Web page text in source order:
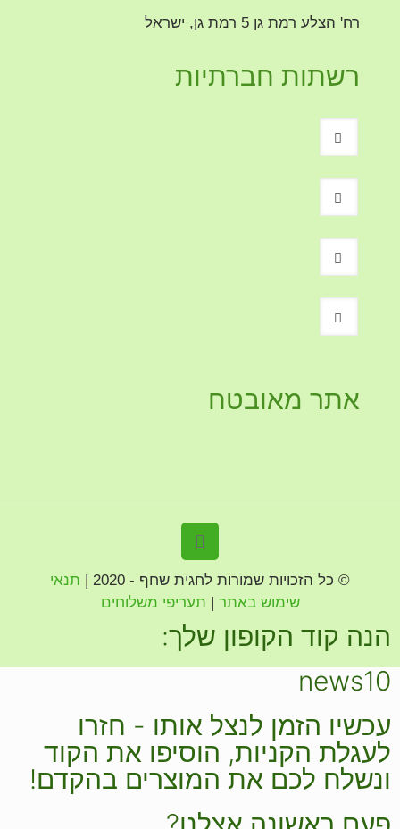
רח' הצלע רמת גן 5 רמת גן, ישראל
רשתות חברתיות
אתר מאובטח
© כל הזכויות שמורות לחגית שחף - 2020 |
תנאי
שימוש באתר | תעריפי משלוחים
הנה קוד הקופון שלך:
news10
עכשיו הזמן לנצל אותו - חזרו
לעגלת הקניות, הוסיפו את הקוד
ונשלח לכם את המוצרים בהקדם!